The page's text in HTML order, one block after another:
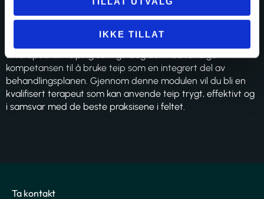
IKKE TILLAT
forskningsbasert praksis i teiping.
• Tilpasse teipingsteknikker for spesifikke kliniske tilstander.
til terapeutisk teiping som gir deg den nødvendige
kompetansen til å bruke teip som en integrert del av
behandlingsplanen. Gjennom denne modulen vil du bli en
kvalifisert terapeut som kan anvende teip trygt, effektivt og
i samsvar med de beste praksisene i feltet.
Ta kontakt